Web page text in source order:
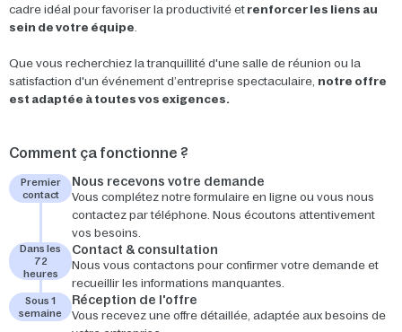
cadre idéal pour favoriser la productivité et renforcer les liens au
sein de votre équipe.
Que vous recherchiez la tranquillité d'une salle de réunion ou la
satisfaction d'un événement d’entreprise spectaculaire, notre offre
est adaptée à toutes vos exigences.
Comment ça fonctionne ?
Premier
contact
Nous recevons votre demande
Vous complétez notre formulaire en ligne ou vous nous
contactez par téléphone. Nous écoutons attentivement
vos besoins.
Dans les
72
heures
Contact & consultation
Nous vous contactons pour confirmer votre demande et
recueillir les informations manquantes.
Sous 1
semaine
Réception de l'offre
Vous recevez une offre détaillée, adaptée aux besoins de